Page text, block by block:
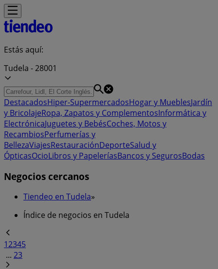
Estás aquí:
Tudela - 28001
DestacadosHiper-SupermercadosHogar y MueblesJardín
y BricolajeRopa, Zapatos y ComplementosInformática y
ElectrónicaJuguetes y BebésCoches, Motos y
RecambiosPerfumerías y
BellezaViajesRestauraciónDeporteSalud y
ÓpticasOcioLibros y PapeleríasBancos y SegurosBodas
Negocios cercanos
Tiendeo en Tudela»
Índice de negocios en Tudela
12345
... 23